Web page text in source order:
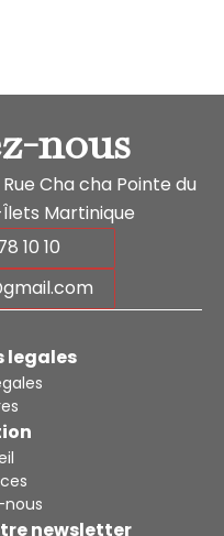
nous
Rue Cha cha Pointe du
Martinique
10 10
legales
newsletter